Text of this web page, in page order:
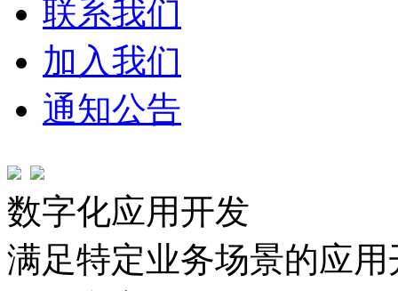
联系我们
加入我们
通知公告
数字化应用开发
满足特定业务场景的应